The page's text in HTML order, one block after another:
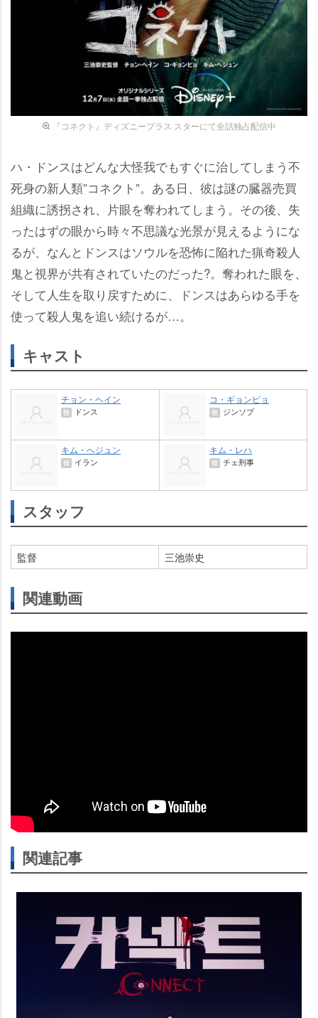
『コネクト』ディズニープラス スターにて全話独占配信中
ハ・ドンスはどんな大怪我でもすぐに治してしまう不
死身の新人類”コネクト”。ある日、彼は謎の臓器売買
組織に誘拐され、片眼を奪われてしまう。その後、失
ったはずの眼から時々不思議な光景が見えるようにな
るが、なんとドンスはソウルを恐怖に陥れた猟奇殺人
鬼と視界が共有されていたのだった?。奪われた眼を、
そして人生を取り戻すために、ドンスはあらゆる手を
使って殺人鬼を追い続けるが…。
キャスト
チョン・ヘイン
役 ドンス
コ・ギョンピョ
役 ジンソプ
キム・へジュン
役 イラン
キム・レハ
役 チェ刑事
スタッフ
監督 三池崇史
関連動画
関連記事